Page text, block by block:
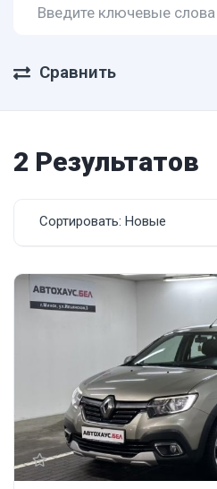
Сравнить
2 Результатов
Сортировать: Новые